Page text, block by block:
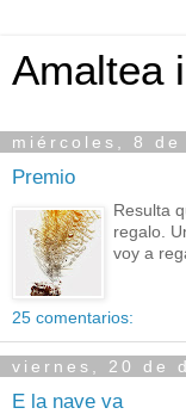
Amaltea
miércoles, 8 de
Premio
Resulta
regalo.
voy a
25 comentarios:
viernes, 20 de
E la nave va